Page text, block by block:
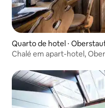
Quarto de hotel ⋅
Chalé em apart-hotel,